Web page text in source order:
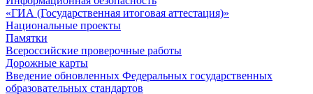
«ГИА (Государственная итоговая аттестация)»
Национальные проекты
Памятки
Всероссийские проверочные работы
Дорожные карты
Введение обновленных Федеральных государственных
образовательных стандартов